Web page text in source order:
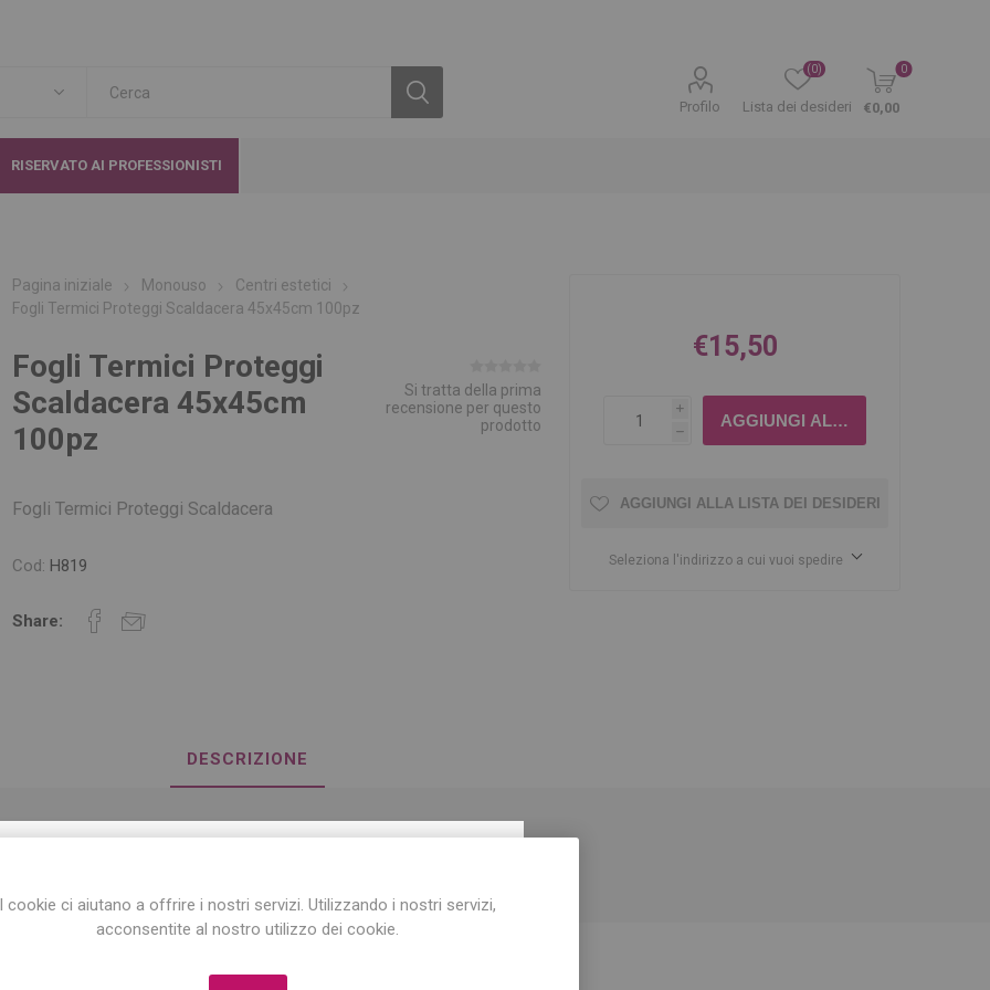
Iscriviti per conoscere le nostre ultime offerte
×
Profilo Lista dei desideri
(0) 0
€0,00
RISERVATO AI PROFESSIONISTI
Pagina iniziale Monouso
Centri estetici
Fogli Termici Proteggi Scaldacera 45x45cm 100pz
Fogli Termici Proteggi
Scaldacera 45x45cm
100pz
Si tratta della prima
recensione per questo
prodotto
Fogli Termici Proteggi Scaldacera
Cod: H819
Share:
€15,50
i
h
AGGIUNGI ALLA LISTA DEI DESIDERI
Seleziona l'indirizzo a cui vuoi spedire
DESCRIZIONE
I cookie ci aiutano a offrire i nostri servizi. Utilizzando i nostri servizi,
acconsentite al nostro utilizzo dei cookie.